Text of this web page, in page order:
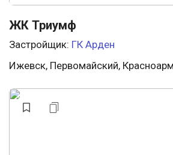
ЖК Триумф
Застройщик: ГК Арден
Ижевск, Первомайский,